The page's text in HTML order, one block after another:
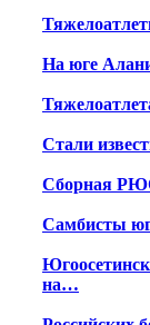
На юге
Стали
Сборная
Самбисты
на…